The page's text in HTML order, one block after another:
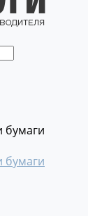
бумаги
бумаги